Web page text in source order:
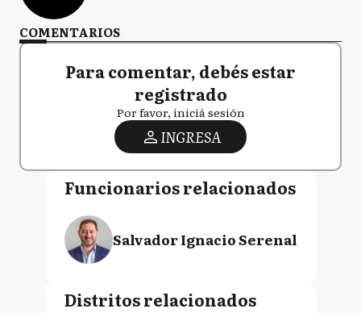
COMENTARIOS
Para comentar, debés estar
registrado
Por favor, iniciá sesión
INGRESA
Funcionarios relacionados
Salvador Ignacio Serenal
Distritos relacionados